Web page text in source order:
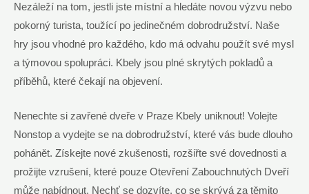
Nezáleží na tom, jestli jste místní a hledáte novou výzvu nebo
pokorný turista, toužící po jedinečném dobrodružství. Naše
hry jsou vhodné pro každého, kdo má odvahu použít své mysl
a týmovou spolupráci. Kbely jsou plné skrytých pokladů a
příběhů, které čekají na objevení.
Nenechte si zavřené dveře v Praze Kbely uniknout! Volejte
Nonstop a vydejte se na dobrodružství, které vás bude dlouho
pohánět. Získejte nové zkušenosti, rozšiřte své dovednosti a
prožijte vzrušení, které pouze Otevření Zabouchnutých Dveří
může nabídnout. Nechť se dozvíte, co se skrývá za těmito